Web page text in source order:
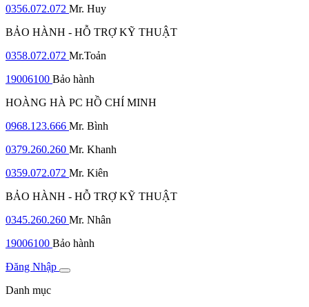
0356.072.072 Mr. Huy
BẢO HÀNH - HỖ TRỢ KỸ THUẬT
0358.072.072 Mr.Toản
19006100 Bảo hành
HOÀNG HÀ PC HỒ CHÍ MINH
0968.123.666 Mr. Bình
0379.260.260 Mr. Khanh
0359.072.072 Mr. Kiên
BẢO HÀNH - HỖ TRỢ KỸ THUẬT
0345.260.260 Mr. Nhân
19006100 Bảo hành
Đăng Nhập
Danh mục